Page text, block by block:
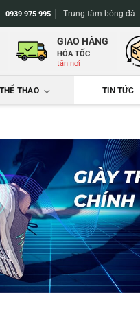
0939 975 995 Trung tâm bóng đá
GIAO HÀNG
HỎA TỐC
tận nơi
THAO TIN TỨC